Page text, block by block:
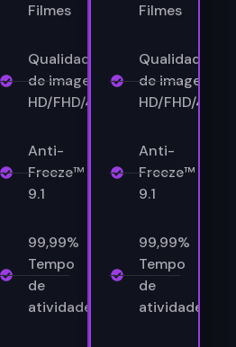
Filmes
Qualidade
de imagem
HD/FHD/4K
Anti-
Freeze™
9.1
99,99%
Tempo
de
atividade
Filmes
Qualidade
de imagem
HD/FHD/4K
Anti-
Freeze™
9.1
99,99%
Tempo
de
atividade